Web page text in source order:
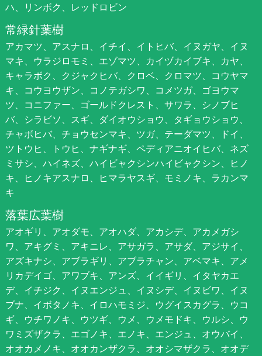
ハ、リンボク、レッドロビン
常緑針葉樹
アカマツ、アスナロ、イチイ、イトヒバ、イヌガヤ、イヌ
マキ、ウラジロモミ、エゾマツ、カイヅカイブキ、カヤ、
キャラボク、クジャクヒバ、クロベ、クロマツ、コウヤマ
キ、コウヨウザン、コノテガシワ、コメツガ、ゴヨウマ
ツ、コニファー、ゴールドクレスト、サワラ、シノブヒ
バ、シラビソ、スギ、ダイオウショウ、タギョウショウ、
チャボヒバ、チョウセンマキ、ツガ、テーダマツ、ドイ、
ツトウヒ、トウヒ、ナギナギ、ペディアニオイヒバ、ネズ
ミサシ、ハイネズ、ハイビャクシンハイビャクシン、ヒノ
キ、ヒノキアスナロ、ヒマラヤスギ、モミノキ、ラカンマ
キ
落葉広葉樹
アオギリ、アオダモ、アオハダ、アカシデ、アカメガシ
ワ、アキグミ、アキニレ、アサガラ、アサダ、アジサイ、
アズキナシ、アブラギリ、アブラチャン、アベマキ、アメ
リカデイゴ、アワブキ、アンズ、イイギリ、イタヤカエ
デ、イチジク、イヌエンジュ、イヌシデ、イヌビワ、イヌ
ブナ、イボタノキ、イロハモミジ、ウグイスカグラ、ウコ
ギ、ウチワノキ、ウツギ、ウメ、ウメモドキ、ウルシ、ウ
ワミズザクラ、エゴノキ、エノキ、エンジュ、オウバイ、
オオカメノキ、オオカンザクラ、オオシマザクラ、オオデ